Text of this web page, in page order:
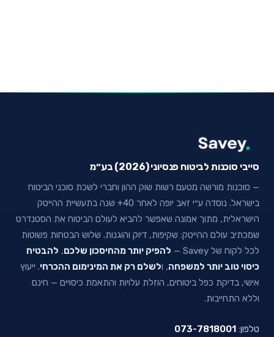
סייבי סוכנות לביטוח פנסיוני (2026) בע״מ
— סוכנות מורשה מטעם רשות שוק ההון וחברי לשכת סוכני הביטוח
בישראל. נוסדה ע״י זאב יופה לאחר 40+ שנה בתעשיית ההייטק
הישראלית, מתוך אמונה שאפשר להביא לעולם הביטוח את הסטנדרט
שמכתיב עולם ההייטק: שקיפות, דיוק והוגנות. שלוש הבטחות פשוטות
לכל לקוח של Savey —
להפיק יותר מהחיסכון שלכם, להבטיח
כיסוי טוב יותר למשפחה, ולשלם רק את המינימום ההכרחי. ייעוץ
אישי, בדיקת כפל ביטוחים, הוזלת עלויות והתאמת כיסויים — חינם
וללא התחייבות.
טלפון: 073-7818001